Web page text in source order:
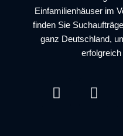
Einfamilienhäuser im
finden Sie
ganz Deutschland,
I
n
F
a